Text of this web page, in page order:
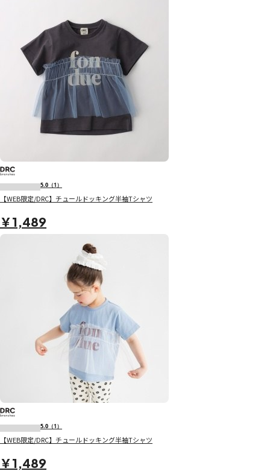
5.0 （1）
【WEB限定/DRC】チュールドッキング半袖Tシャツ
￥1,489
5.0 （1）
【WEB限定/DRC】チュールドッキング半袖Tシャツ
￥1,489